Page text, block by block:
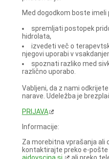
Med dogodkom boste imeli
spremljati postopek
hidrolata,
izvedeti več o
njegovi uporabi v
spoznati razliko med
različno uporabo.
Vabljeni, da z nami
narave. Udeležba je
PRIJAVA
Informacije:
Za morebitna vprašanja ali
kontaktirajte preko e-pošte